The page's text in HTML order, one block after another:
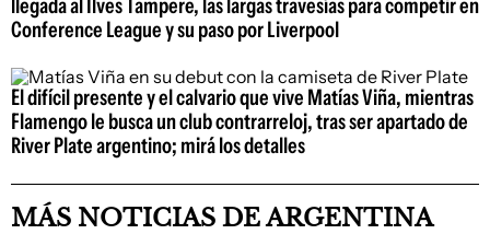
Conference League y su paso por Liverpool
El difícil presente y el calvario que vive Matías Viña, mientras
Flamengo le busca un club contrarreloj, tras ser apartado de
River Plate argentino; mirá los detalles
MÁS NOTICIAS DE ARGENTINA